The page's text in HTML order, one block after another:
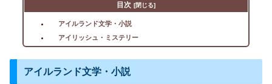
目次
アイルランド文学・小説
アイリッシュ・ミステリー
アイルランド文学・小説